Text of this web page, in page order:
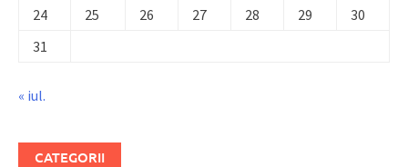
24
25 26 27 28 29
30
31
« iul.
CATEGORII